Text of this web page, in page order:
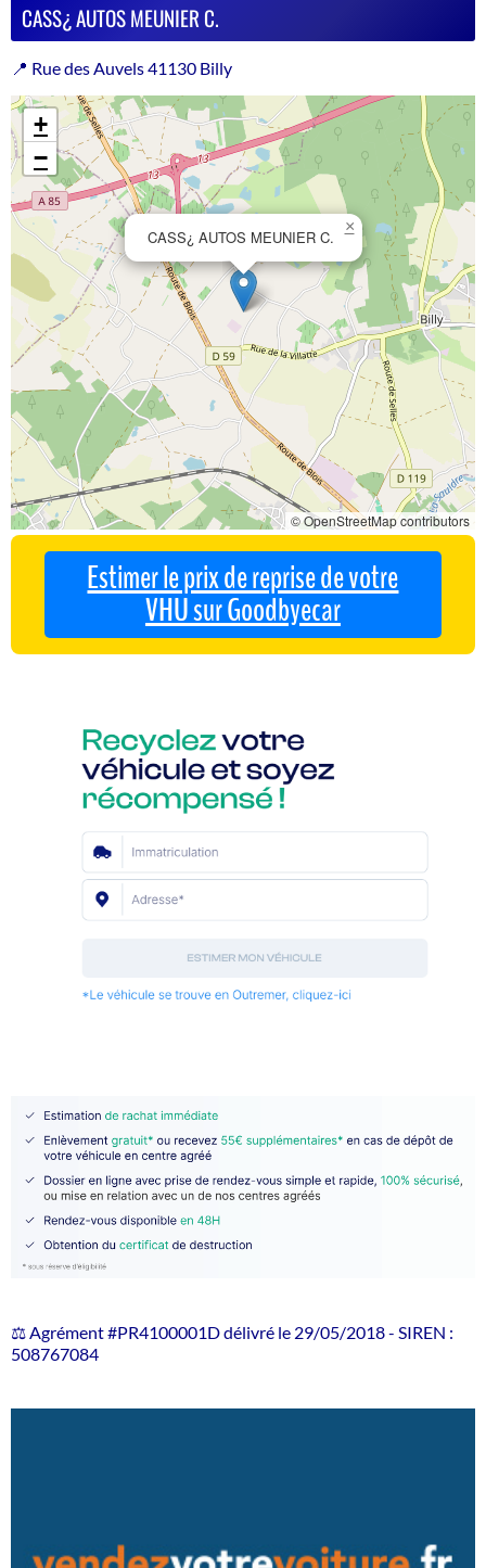
CASS¿ AUTOS MEUNIER C.
📍 Rue des Auvels 41130 Billy
CASS¿ AUTOS MEUNIER C.
×
+
−
© OpenStreetMap contributors
Estimer le prix de reprise de votre
VHU sur Goodbyecar
⚖️ Agrément #PR4100001D délivré le 29/05/2018 - SIREN :
508767084